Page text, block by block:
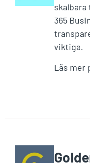
365
viktiga.
Läs mer